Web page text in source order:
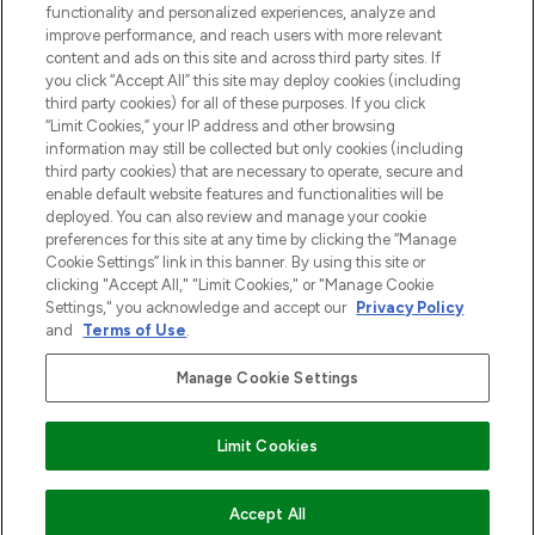
VOEG TOE AAN WINKELMANDJE
Do Not Sell or Share My Personal
Information
HELP & INFORMATIE
BEDRIJFSINFORMATIE
OVER LOOKFANTASTIC
2026 THG Beauty Europe GmbH Maximilianstrasse 54 80538 Munich
Betaal veilig met
functionality and personalized experiences, analyze and
improve performance, and reach users with more relevant
content and ads on this site and across third party sites. If
you click “Accept All” this site may deploy cookies (including
third party cookies) for all of these purposes. If you click
“Limit Cookies,” your IP address and other browsing
information may still be collected but only cookies (including
third party cookies) that are necessary to operate, secure and
enable default website features and functionalities will be
deployed. You can also review and manage your cookie
preferences for this site at any time by clicking the “Manage
Cookie Settings” link in this banner. By using this site or
clicking "Accept All," "Limit Cookies," or "Manage Cookie
Settings," you acknowledge and accept our Privacy Policy
and
Terms of Use.
Manage Cookie Settings
Limit Cookies
Accept All